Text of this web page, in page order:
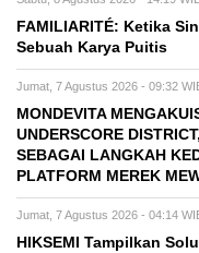
FAMILIARITÉ: Ketika
Sebuah Karya Puitis
Jumat, 7 Agustus 2026 - 09:32
MONDEVITA
UNDERSCORE
SEBAGAI LANGKAH
PLATFORM MEREK
Jumat, 7 Agustus 2026 - 04:14
HIKSEMI Tampilkan